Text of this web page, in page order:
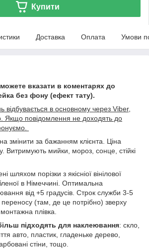
Купити
Доставка Оплата Умови
вказати в коментарях до
без фону (ефект тату).
відбувається в основному через Viber,
Якщо повідомлення не доходять до
змінити за бажанням клієнта. Ціна
Витримують мийки, мороз, сонце, стійкі
шляхом порізки з якісніої вінілової
в Німеччині. Оптимальна
від +5 градусів. Строк служби 3-5
переносу (там, де це потрібно) зверху
плівка.
підходять для наклеювання: скло,
авто, пластик, гладеньке дерево,
стіни, тощо.